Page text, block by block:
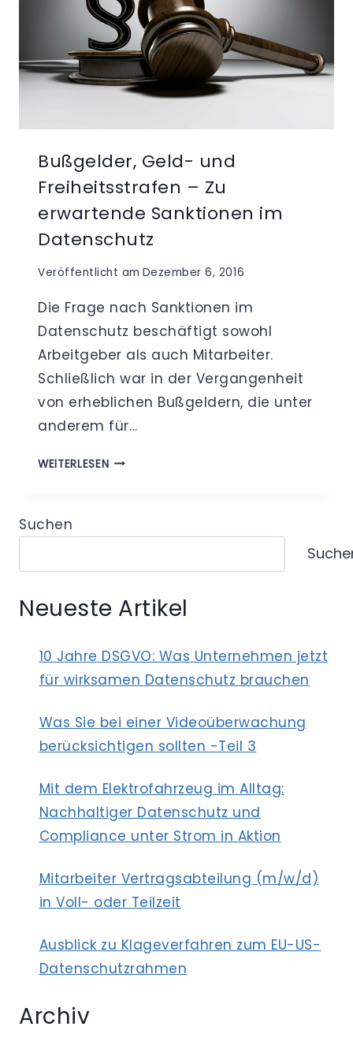
Bußgelder, Geld- und
Freiheitsstrafen – Zu
erwartende Sanktionen im
Datenschutz
Veröffentlicht am Dezember 6, 2016
Die Frage nach Sanktionen im
Datenschutz beschäftigt sowohl
Arbeitgeber als auch Mitarbeiter.
Schließlich war in der Vergangenheit
von erheblichen Bußgeldern, die unter
anderem für…
WEITERLESENBUSSGELDER, G
Z
RWARTENDE S
M D
Suchen
Neueste Artikel
10 Jahre DSGVO: Was Unternehmen jetzt
für wirksamen Datenschutz brauchen
Was Sie bei einer Videoüberwachung
berücksichtigen sollten -Teil 3
Mit dem Elektrofahrzeug im Alltag:
Nachhaltiger Datenschutz und
Compliance unter Strom in Aktion
Mitarbeiter Vertragsabteilung (m/w/d)
in Voll- oder Teilzeit
Ausblick zu Klageverfahren zum EU-US-
Datenschutzrahmen
Archiv